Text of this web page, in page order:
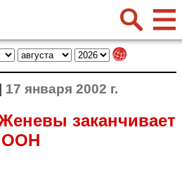
17 января 2002 г.
заканчивает
ООН